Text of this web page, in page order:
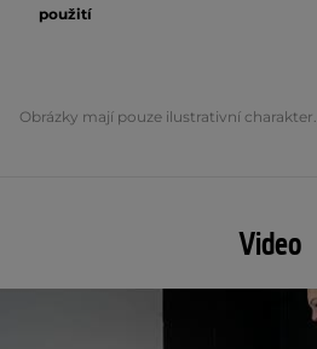
použití
Obrázky mají pouze ilustrativní charakter.
Video